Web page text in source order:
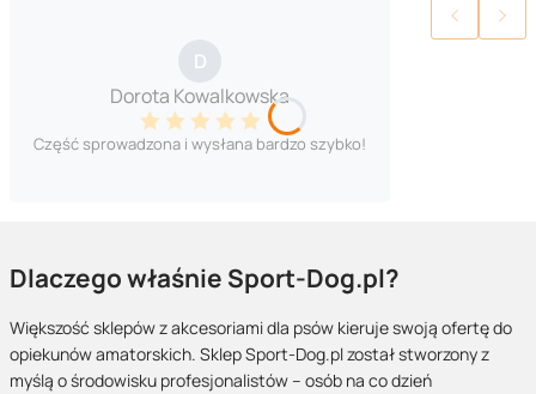
D
Dorota Kowalkowska
Część sprowadzona i wysłana bardzo szybko!
Dlaczego właśnie Sport-Dog.pl?
Większość sklepów z akcesoriami dla psów kieruje swoją ofertę do
opiekunów amatorskich. Sklep Sport-Dog.pl został stworzony z
myślą o środowisku profesjonalistów – osób na co dzień